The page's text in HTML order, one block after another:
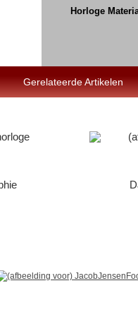
Horloge
Gerelateerde Artikelen